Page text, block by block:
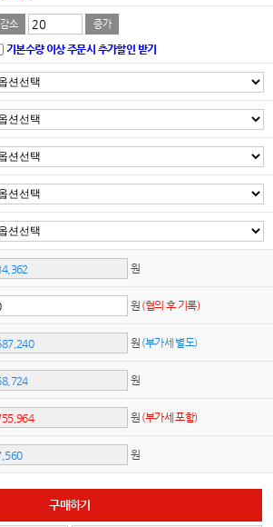
감소 증가
기본수량 이상 주문시 추가할인 받기
원
원 (협의 후 기록)
원 (부가세 별도)
원
원 (부가세 포함)
원
구매하기